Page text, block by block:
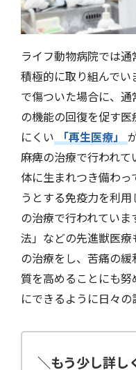
ライフ動物病院では
積極的に取り組んで
で傷ついた場合に、
の機能の回復を促す
にくい
「再生医療」
麻痺の治療で行われ
体に生まれつき備わ
うとする免疫力を利用
の治療で行われてい
法」などの先進獣医
の治療をし、苦痛の
質を高めることにも
にできるように日々の
＼もう少し詳し